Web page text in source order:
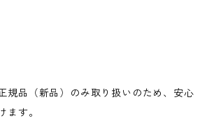
規品（新品）のみ取り扱いのため、安心
ます。